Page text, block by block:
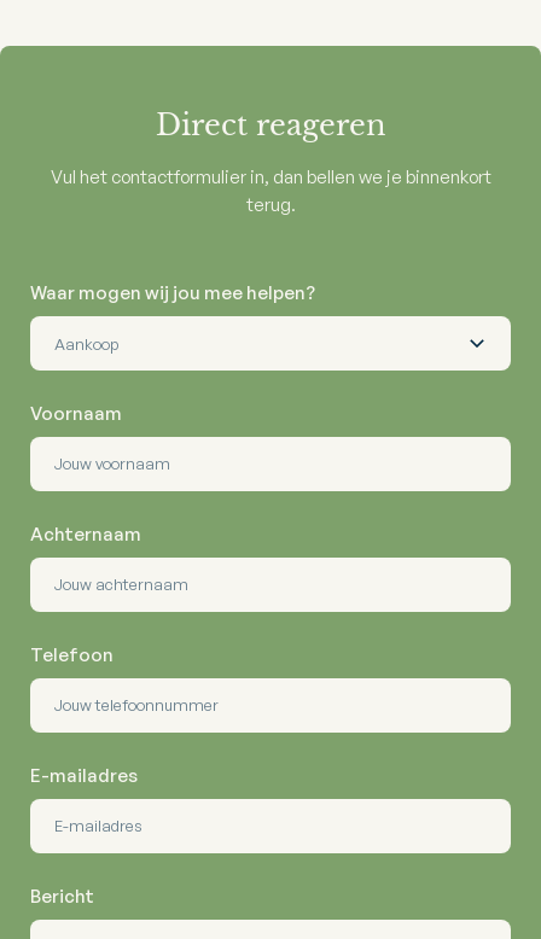
Direct reageren
Vul het contactformulier in, dan bellen we je binnenkort
terug.
Waar mogen wij jou mee helpen?
Voornaam
Achternaam
Telefoon
E-mailadres
Bericht